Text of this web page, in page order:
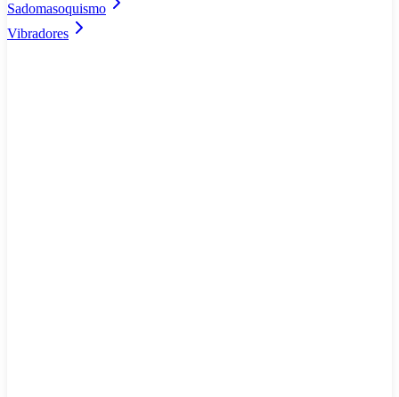
Sadomasoquismo
Vibradores